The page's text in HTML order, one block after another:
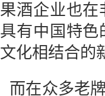
果酒企业也
具有中国特
文化相结合的
而在众多老